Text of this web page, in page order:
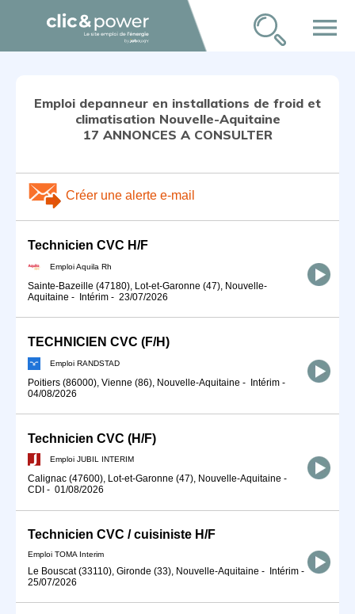
menu
Emploi depanneur en installations de froid et
climatisation Nouvelle-Aquitaine
17 ANNONCES A CONSULTER
Créer une alerte e-mail
Technicien CVC H/F
Emploi Aquila Rh
Sainte-Bazeille (47180), Lot-et-Garonne (47), Nouvelle-
Aquitaine - Intérim - 23/07/2026
TECHNICIEN CVC (F/H)
Emploi RANDSTAD
Poitiers (86000), Vienne (86), Nouvelle-Aquitaine - Intérim -
04/08/2026
Technicien CVC (H/F)
Emploi JUBIL INTERIM
Calignac (47600), Lot-et-Garonne (47), Nouvelle-Aquitaine -
CDI - 01/08/2026
Technicien CVC / cuisiniste H/F
Emploi TOMA Interim
Le Bouscat (33110), Gironde (33), Nouvelle-Aquitaine - Intérim -
25/07/2026